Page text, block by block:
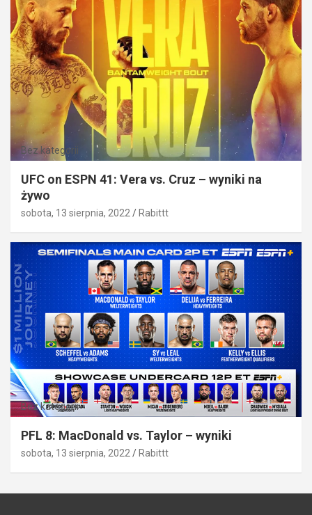
Bez kategorii
UFC on ESPN 41: Vera vs. Cruz – wyniki na
żywo
sobota, 13 sierpnia, 2022 Rabittt
Bez kategorii
PFL 8: MacDonald vs. Taylor – wyniki
sobota, 13 sierpnia, 2022 Rabittt